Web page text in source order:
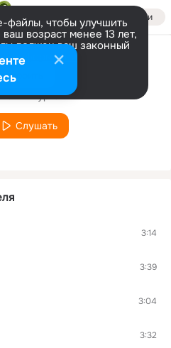
Войти
файлы, чтобы улучшить
возраст менее 13 лет,
должен ваш законный
информации
не мой
Буркан
Слушать
3:14
3:39
3:04
3:32